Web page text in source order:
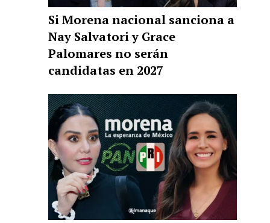
Si Morena nacional sanciona a
Nay Salvatori y Grace
Palomares no serán
candidatas en 2027